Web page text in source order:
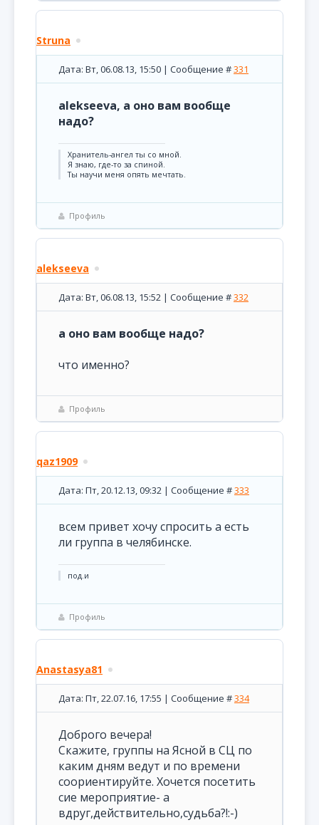
Struna
Дата: Вт, 06.08.13, 15:50 | Сообщение #331
alekseeva, а оно вам вообще
надо?
Хранитель-ангел ты со мной.
Я знаю, где-то за спиной.
Ты научи меня опять мечтать.
Профиль
alekseeva
Дата: Вт, 06.08.13, 15:52 | Сообщение #332
а оно вам вообще надо?
что именно?
Профиль
qaz1909
Дата: Пт, 20.12.13, 09:32 | Сообщение #333
всем привет хочу спросить а есть
ли группа в челябинске.
под.и
Профиль
Anastasya81
Дата: Пт, 22.07.16, 17:55 | Сообщение #334
Доброго вечера!
Скажите, группы на Ясной в СЦ по
каким дням ведут и по времени
соориентируйте. Хочется посетить
сие мероприятие- а
вдруг,действительно,судьба?!:-)